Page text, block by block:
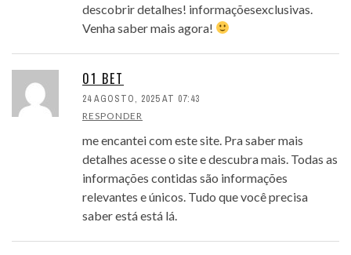
descobrir detalhes! informaçõesexclusivas.
Venha saber mais agora!
01 BET
24 AGOSTO, 2025 AT 07:43
RESPONDER
me encantei com este site. Pra saber mais
detalhes acesse o site e descubra mais. Todas as
informações contidas são informações
relevantes e únicos. Tudo que você precisa
saber está está lá.